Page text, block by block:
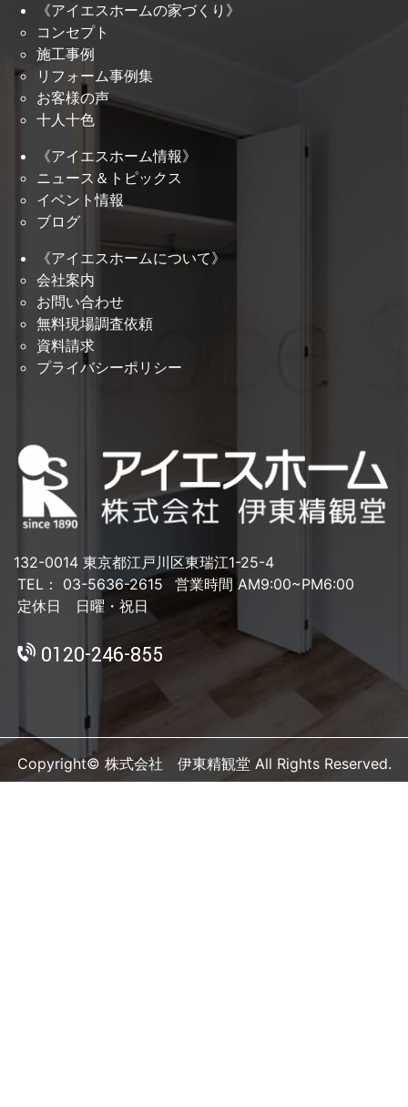
《アイエスホームの家づくり》
コンセプト
施工事例
リフォーム事例集
お客様の声
十人十色
《アイエスホーム情報》
ニュース＆トピックス
イベント情報
ブログ
《アイエスホームについて》
会社案内
お問い合わせ
無料現場調査依頼
資料請求
プライバシーポリシー
132-0014 東京都江戸川区東瑞江1-25-4
TEL： 03-5636-2615
営業時間 AM9:00~PM6:00
定休日 日曜・祝日
0120-246-855
Copyright© 株式会社 伊東精観堂 All Rights Reserved.